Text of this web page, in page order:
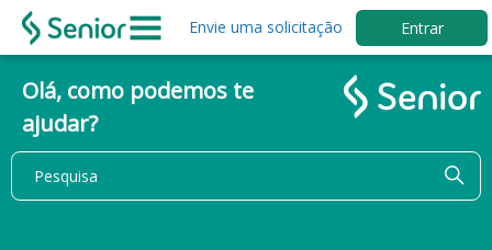
Envie uma solicitação Entrar
Olá, como podemos te
ajudar?